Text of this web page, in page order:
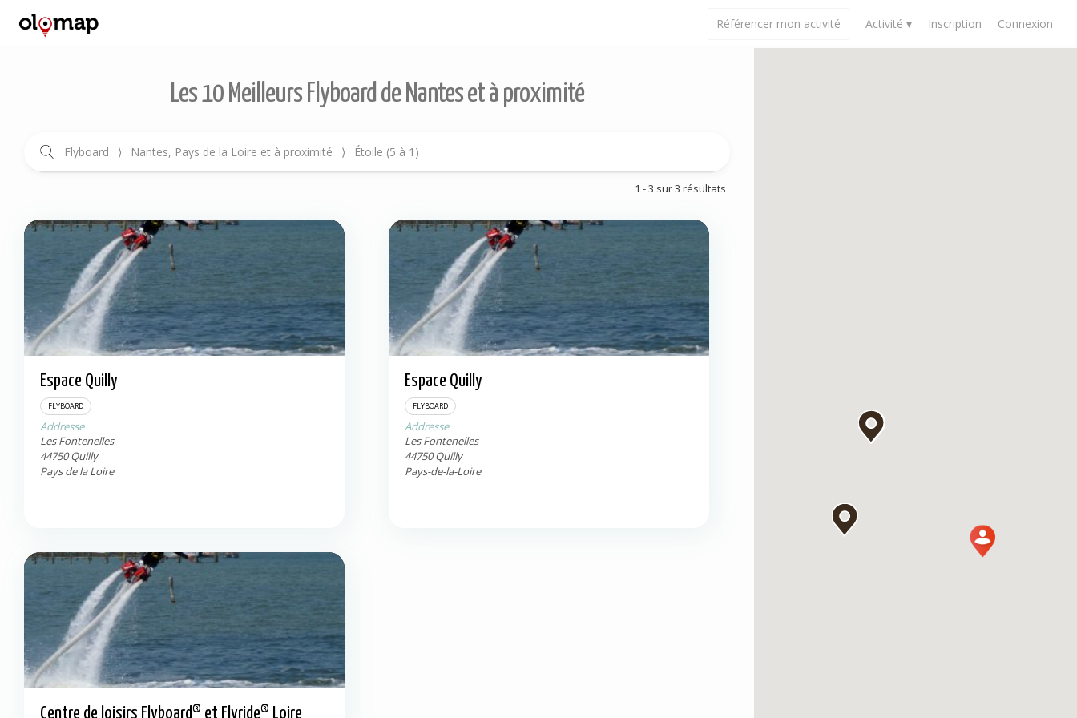
Référencer mon activité Activité ▾ Inscription Connexion
Les 10 Meilleurs Flyboard de Nantes et à proximité
Flyboard ⟩ Nantes, Pays de la Loire et à proximité ⟩ Étoile (5 à 1)
1 - 3 sur 3 résultats
Espace Quilly
FLYBOARD
Addresse
Les Fontenelles
44750 Quilly
Pays de la Loire
Espace Quilly
FLYBOARD
Addresse
Les Fontenelles
44750 Quilly
Pays-de-la-Loire
Centre de loisirs Flyboard® et Flyride® Loire